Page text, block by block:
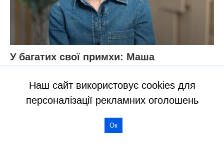
Наш сайт використовує cookies для
персоналізації рекламних оголошень
Ок